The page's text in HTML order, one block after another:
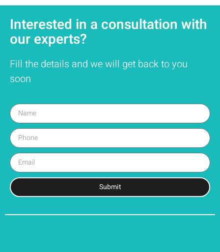
Interested in a consultation with
our experts?
Fill the details and we will get back to you
soon
Submit